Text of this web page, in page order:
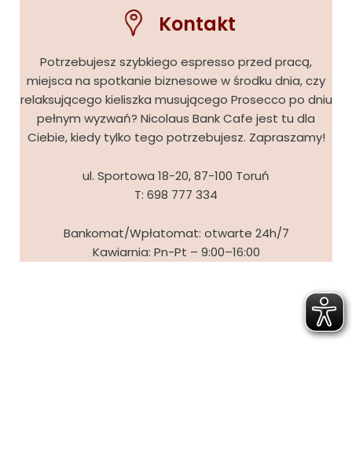
Kontakt
Potrzebujesz szybkiego espresso przed pracą,
miejsca na spotkanie biznesowe w środku dnia, czy
relaksującego kieliszka musującego Prosecco po dniu
pełnym wyzwań? Nicolaus Bank Cafe jest tu dla
Ciebie, kiedy tylko tego potrzebujesz. Zapraszamy!
ul. Sportowa 18-20, 87-100 Toruń
T: 698 777 334
Bankomat/Wpłatomat: otwarte 24h/7
Kawiarnia: Pn-Pt – 9:00–16:00